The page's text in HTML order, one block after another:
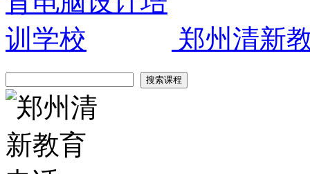
郑州清新